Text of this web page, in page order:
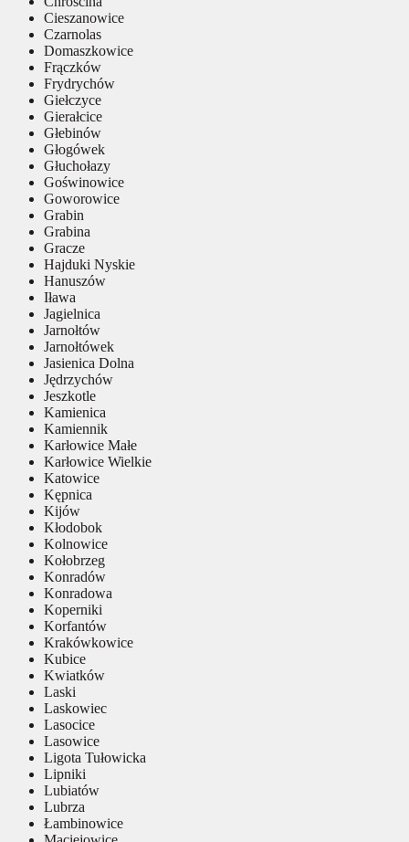
Cieszanowice
Czarnolas
Domaszkowice
Frączków
Frydrychów
Giełczyce
Gierałcice
Głebinów
Głogówek
Głuchołazy
Goświnowice
Goworowice
Grabin
Grabina
Gracze
Hajduki Nyskie
Hanuszów
Iława
Jagielnica
Jarnołtów
Jarnołtówek
Jasienica Dolna
Jędrzychów
Jeszkotle
Kamienica
Kamiennik
Karłowice Małe
Karłowice Wielkie
Katowice
Kępnica
Kijów
Kłodobok
Kolnowice
Kołobrzeg
Konradów
Konradowa
Koperniki
Korfantów
Krakówkowice
Kubice
Kwiatków
Laski
Laskowiec
Lasocice
Lasowice
Ligota Tułowicka
Lipniki
Lubiatów
Lubrza
Łambinowice